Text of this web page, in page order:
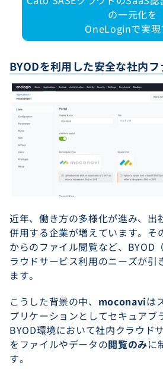
の一元化を
OneLoginで実現
BYODを利用した安全な社内
近年、働き方の多様化が進み、出
併用する企業が増えています。そ
からのファイル閲覧など、BYOD
ラウドサービス利用のニーズが引
ます。
こうした背景の中、 moconaviは
プリケーションとしてセキュアブ
BYOD環境において社内クラウド
をファイルやデータの閲覧のみに
す。